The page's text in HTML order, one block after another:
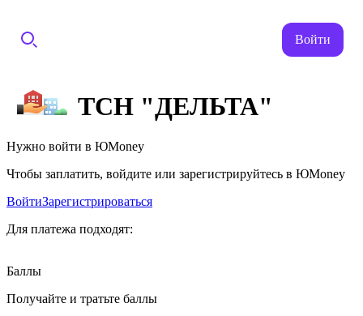
Войти
ТСН "ДЕЛЬТА"
Нужно войти в ЮMoney
Чтобы заплатить, войдите или зарегистрируйтесь в ЮMoney
ВойтиЗарегистрироваться
Для платежа подходят:
Баллы
Получайте и тратьте баллы